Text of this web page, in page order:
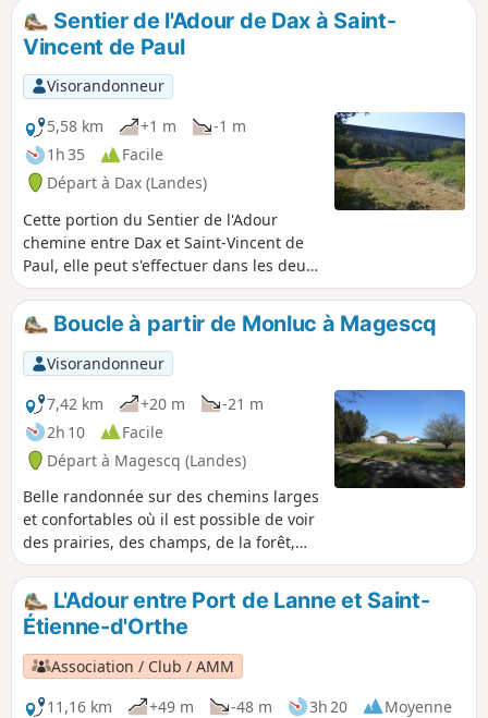
Sentier de l'Adour de Dax à Saint-
Vincent de Paul
Visorandonneur
5,58 km
+1 m
-1 m
1h 35
Facile
Départ à Dax (Landes)
Cette portion du Sentier de l'Adour
chemine entre Dax et Saint-Vincent de
Paul, elle peut s'effectuer dans les deux
sens en aller-retour ou en aller simple :
dans ce dernier cas il est nécessaire de
s'organiser à deux véhicules.
Boucle à partir de Monluc à Magescq
Visorandonneur
7,42 km
+20 m
-21 m
2h 10
Facile
Départ à Magescq (Landes)
Belle randonnée sur des chemins larges
et confortables où il est possible de voir
des prairies, des champs, de la forêt,
des plans d'eau, des ruisseaux et même
des lamas. Ainsi que de belles maisons
landaises.
L'Adour entre Port de Lanne et Saint-
Étienne-d'Orthe
Association / Club / AMM
11,16 km
+49 m -48 m 3h 20
Moyenne